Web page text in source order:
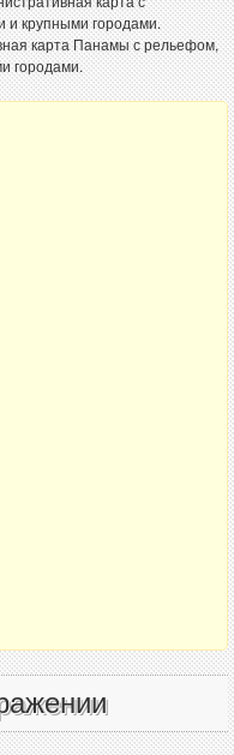
крупными городами.
карта Панамы с рельефом,
городами.